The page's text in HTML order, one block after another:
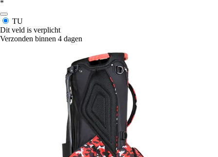
*
TU
Dit veld is verplicht
Verzonden binnen 4 dagen